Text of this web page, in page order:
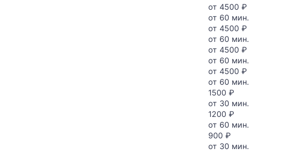
от 4500 ₽
от 60 мин.
от 4500 ₽
от 60 мин.
от 4500 ₽
от 60 мин.
от 4500 ₽
от 60 мин.
1500 ₽
от 30 мин.
1200 ₽
от 60 мин.
900 ₽
от 30 мин.